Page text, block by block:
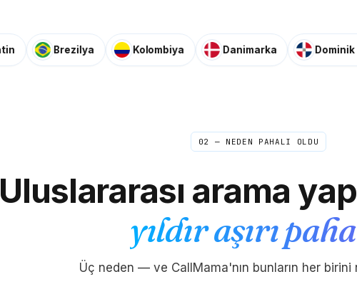
Brezilya Kolombiya Danimarka Dominik
02 — NEDEN PAHALI OLDU
Uluslararası arama
yıldır aşırı
Üç neden — ve CallMama'nın bunların her birini